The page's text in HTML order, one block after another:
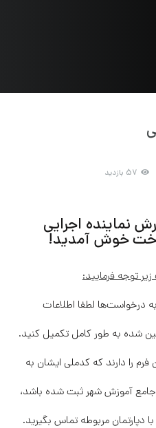
57 بازدید
نماینده اجرایی
خوش آمدید!
توجه فرمایید:
درخواست‌ها لطفا اطلاعات
شده به طور کامل تکمیل کنید.
فرم را دارند که کدملی ایشان به
جامع آموزش شهر ثبت شده باشد،
دپارتمان مربوطه تماس بگیرید.